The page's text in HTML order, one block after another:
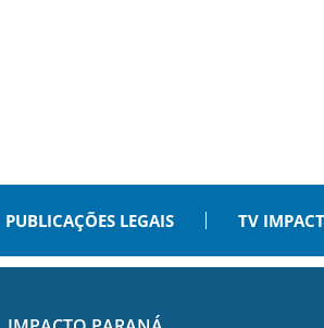
PUBLICAÇÕES LEGAIS TV